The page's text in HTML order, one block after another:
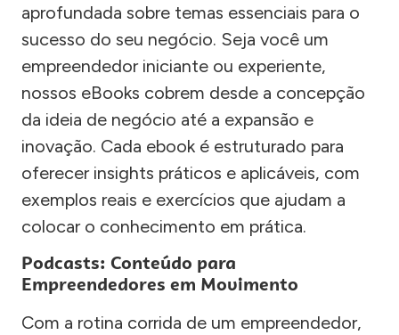
aprofundada sobre temas essenciais para o
sucesso do seu negócio. Seja você um
empreendedor iniciante ou experiente,
nossos eBooks cobrem desde a concepção
da ideia de negócio até a expansão e
inovação. Cada ebook é estruturado para
oferecer insights práticos e aplicáveis, com
exemplos reais e exercícios que ajudam a
colocar o conhecimento em prática.
Podcasts: Conteúdo para
Empreendedores em Movimento
Com a rotina corrida de um empreendedor,